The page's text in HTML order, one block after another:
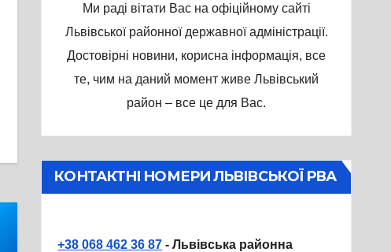
Ми раді вітати Вас на офіційному сайті
Львівської районної державної адміністрації.
Достовірні новини, корисна інформація, все
те, чим на даний момент живе Львівський
район – все це для Вас.
КОНТАКТНІ НОМЕРИ ЛЬВІВСЬКОЇ РВА
+38 068 462 36 87 - Львівська районна